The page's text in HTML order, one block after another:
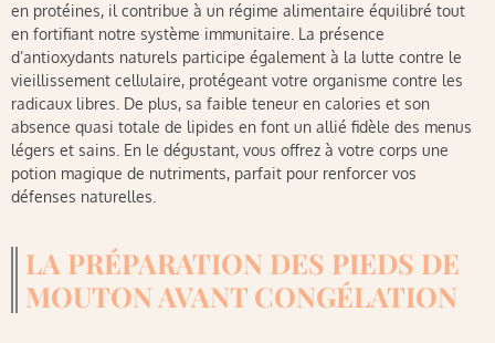
en protéines, il contribue à un régime alimentaire équilibré tout
en fortifiant notre système immunitaire. La présence
d’antioxydants naturels participe également à la lutte contre le
vieillissement cellulaire, protégeant votre organisme contre les
radicaux libres. De plus, sa faible teneur en calories et son
absence quasi totale de lipides en font un allié fidèle des menus
légers et sains. En le dégustant, vous offrez à votre corps une
potion magique de nutriments, parfait pour renforcer vos
défenses naturelles.
LA PRÉPARATION DES PIEDS DE
MOUTON AVANT CONGÉLATION